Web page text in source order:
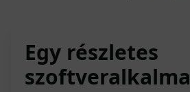
Egy részletes